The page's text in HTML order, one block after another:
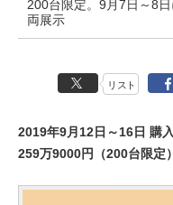
200台限定。9月7日～8
両展示
リスト
2019年9月12日～16日 購
259万9000円（200台限定）